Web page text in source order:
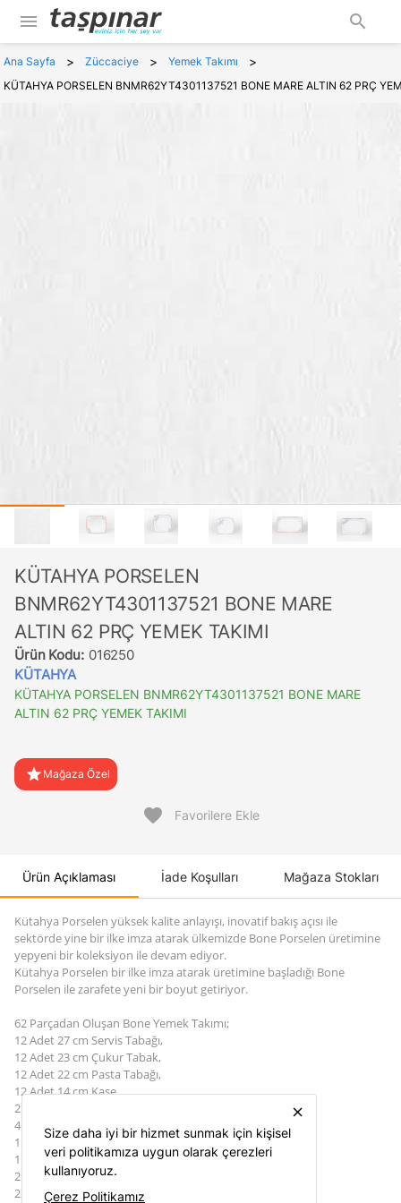
menu search
Ana Sayfa > Züccaciye > Yemek Takımı >
KÜTAHYA PORSELEN BNMR62YT4301137521 BONE MARE ALTIN 62 PRÇ
KÜTAHYA PORSELEN
BNMR62YT4301137521 BONE MARE
ALTIN 62 PRÇ YEMEK TAKIMI
Ürün Kodu: 016250
KÜTAHYA
KÜTAHYA PORSELEN BNMR62YT4301137521 BONE MARE
ALTIN 62 PRÇ YEMEK TAKIMI
star Mağaza Özel
favorite Favorilere Ekle
Ürün Açıklaması İade Koşulları Mağaza Stokları
Kütahya Porselen yüksek kalite anlayışı, inovatif bakış açısı ile
sektörde yine bir ilke imza atarak ülkemizde Bone Porselen üretimine
yepyeni bir koleksiyon ile devam ediyor.
Kütahya Porselen bir ilke imza atarak üretimine başladığı Bone
Porselen ile zarafete yeni bir boyut getiriyor.
62 Parçadan Oluşan Bone Yemek Takımı;
12 Adet 27 cm Servis Tabağı,
12 Adet 23 cm Çukur Tabak,
12 Adet 22 cm Pasta Tabağı,
12 Adet 14 cm Kase,
2 Adet 33 cm Kayık Tabak,
4 Adet 26 cm Kayık Tabak,
1 Adet Çorbalık,
1 Adet Çorbalık Kapağı,
2 Adet Tuzluk,
2 Adet Biberlik,
close
Size daha iyi bir hizmet sunmak için kişisel
veri politikamıza uygun olarak çerezleri
kullanıyoruz.
Çerez Politikamız